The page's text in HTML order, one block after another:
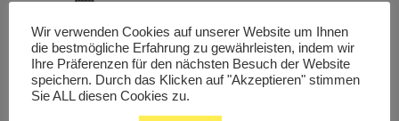
Livestream
Studiochat
Wir verwenden Cookies auf unserer Website um Ihnen
die bestmögliche Erfahrung zu gewährleisten, indem wir
Ihre Präferenzen für den nächsten Besuch der Website
speichern. Durch das Klicken auf "Akzeptieren" stimmen
Sie ALL diesen Cookies zu.